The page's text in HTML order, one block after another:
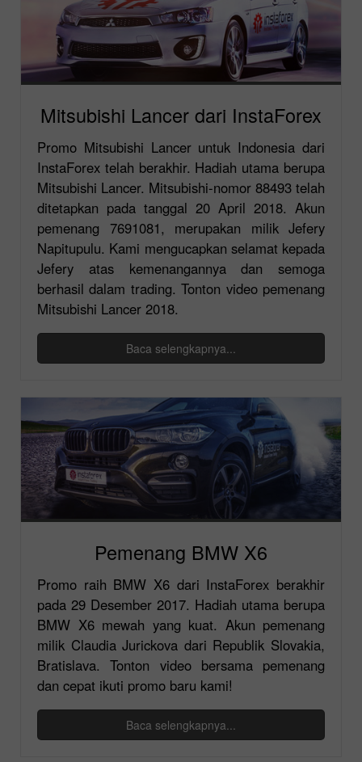
Mitsubishi Lancer dari InstaForex
Promo Mitsubishi Lancer untuk Indonesia dari
InstaForex telah berakhir. Hadiah utama berupa
Mitsubishi Lancer. Mitsubishi-nomor 88493 telah
ditetapkan pada tanggal 20 April 2018. Akun
pemenang 7691081, merupakan milik Jefery
Napitupulu. Kami mengucapkan selamat kepada
Jefery atas kemenangannya dan semoga
berhasil dalam trading. Tonton video pemenang
Mitsubishi Lancer 2018.
Baca selengkapnya...
Pemenang BMW X6
Promo raih BMW X6 dari InstaForex berakhir
pada 29 Desember 2017. Hadiah utama berupa
BMW X6 mewah yang kuat. Akun pemenang
milik Claudia Jurickova dari Republik Slovakia,
Bratislava. Tonton video bersama pemenang
dan cepat ikuti promo baru kami!
Baca selengkapnya...